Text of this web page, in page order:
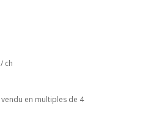
/ ch
vendu en multiples de 4